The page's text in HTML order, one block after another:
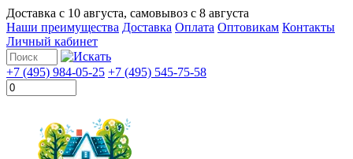
Доставка с 10 августа, самовывоз с 8 августа
Наши преимущества Доставка Оплата Оптовикам Контакты
Личный кабинет
+7 (495) 984-05-25 +7 (495) 545-75-58